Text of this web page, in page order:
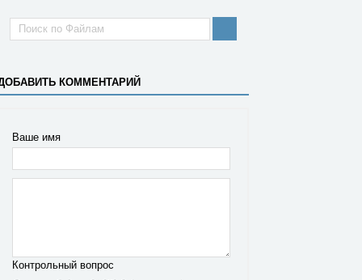
КОММЕНТАРИЙ
Ваше имя
Контрольный вопрос